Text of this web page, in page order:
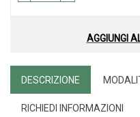
AGGIUNGI
DESCRIZIONE
RICHIEDI INFORMAZIONI